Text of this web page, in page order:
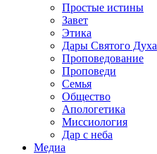
Простые истины
Завет
Этика
Дары Святого Духа
Проповедование
Проповеди
Семья
Общество
Апологетика
Миссиология
Дар с неба
Медиа